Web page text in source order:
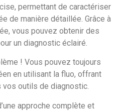
permettant de caractériser
de manière détaillée. Grâce à
vous pouvez obtenir des
un diagnostic éclairé.
! Vous pouvez toujours
en utilisant la fluo, offrant
outils de diagnostic.
approche complète et